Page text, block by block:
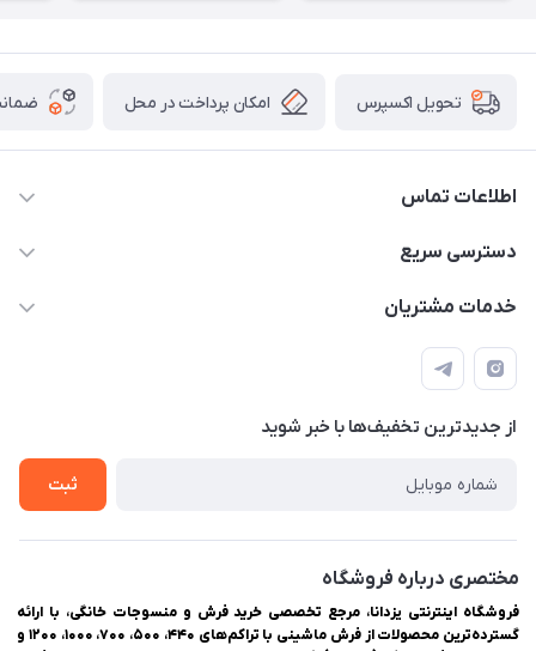
تحویل اکسپرس امکان پرداخت در محل
اطلاعات تماس
03538252575
اینترنتی یزدانا
دسترسی سریع
حساب کاربری
لیست محصولات
درباره ما
خدمات مشتریان
راهنمای ثبت سفارش
حریم خصوصی
سوالات متداول
از جدید‌ترین تخفیف‌ها با‌ خبر شوید
ثبت
مختصری درباره فروشگاه
فروشگاه اینترنتی یزدانا، مرجع تخصصی خرید فرش و منسوجات خانگی، با ارائه
گسترده‌ترین محصولات از فرش ماشینی با تراکم‌های ۴۴۰، ۵۰۰، ۷۰۰، ۱۰۰۰، ۱۲۰۰ و